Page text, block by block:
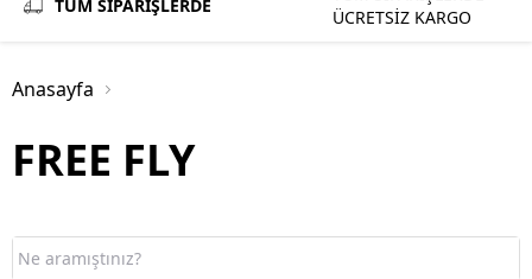
TÜM SİPARİŞLERDE
ÜCRETSİZ KARGO
Anasayfa
FREE FLY